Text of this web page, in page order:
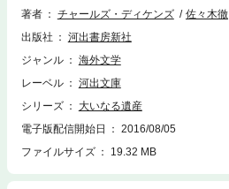
著者 チャールズ・ディケンズ
佐々木徹
出版社
河出書房新社
ジャンル
海外文学
レーベル
河出文庫
シリーズ
大いなる遺産
電子版配信開始日
2016/08/05
ファイルサイズ
19.32 MB